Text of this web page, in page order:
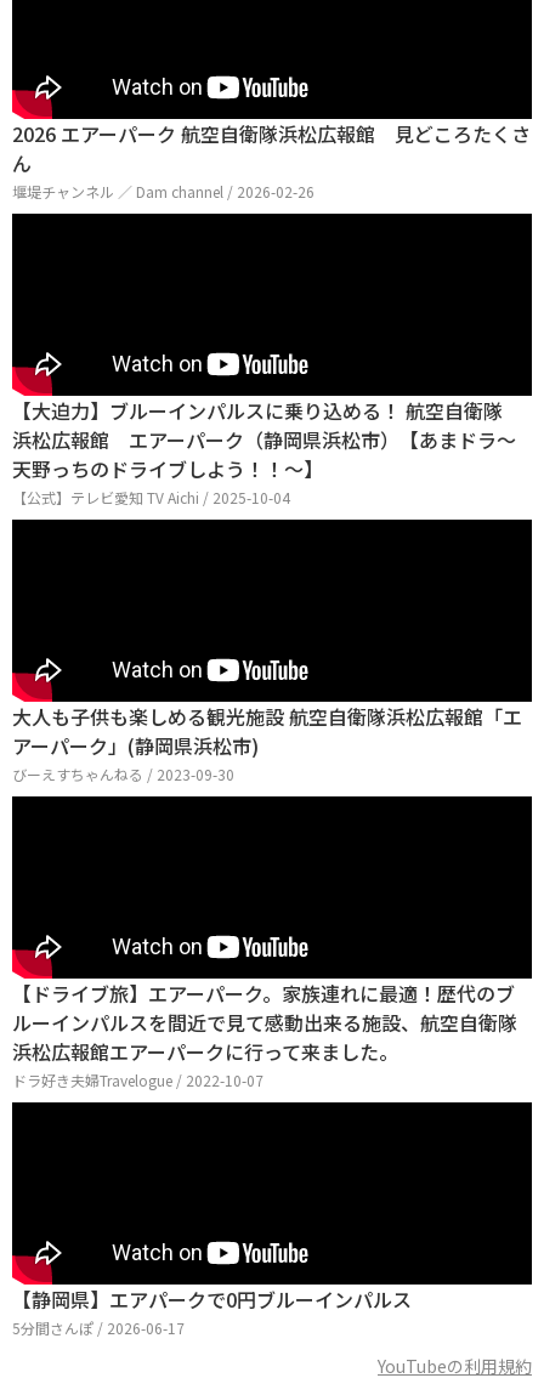
2026 エアーパーク 航空自衛隊浜松広報館 見どころたくさ
ん
堰堤チャンネル ／ Dam channel / 2026-02-26
【大迫力】ブルーインパルスに乗り込める！ 航空自衛隊
浜松広報館 エアーパーク（静岡県浜松市）【あまドラ～
天野っちのドライブしよう！！～】
【公式】テレビ愛知 TV Aichi / 2025-10-04
大人も子供も楽しめる観光施設 航空自衛隊浜松広報館「エ
アーパーク」(静岡県浜松市)
びーえすちゃんねる / 2023-09-30
【ドライブ旅】エアーパーク。家族連れに最適！歴代のブ
ルーインパルスを間近で見て感動出来る施設、航空自衛隊
浜松広報館エアーパークに行って来ました。
ドラ好き夫婦Travelogue / 2022-10-07
【静岡県】エアパークで0円ブルーインパルス
5分間さんぽ / 2026-06-17
YouTubeの利用規約